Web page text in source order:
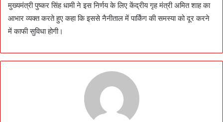
मुख्यमंत्री पुष्कर सिंह धामी ने इस निर्णय के लिए केंद्रीय गृह मंत्री अमित शाह का
आभार व्यक्त करते हुए कहा कि इससे नैनीताल में पार्किंग की समस्या को दूर करने
में काफी सुविधा होगी।